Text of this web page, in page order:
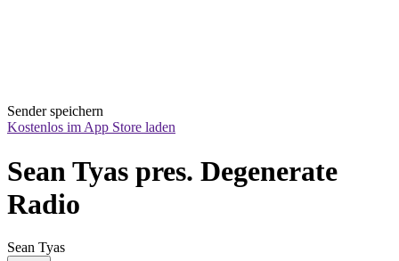
Sender speichern
Kostenlos im App Store laden
Sean Tyas pres. Degenerate
Radio
Sean Tyas